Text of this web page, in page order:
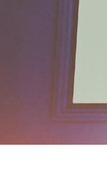
FTL – Nagel
LTL –
CONTRACT
Lagerlogistik
Inhouse